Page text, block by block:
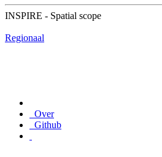
INSPIRE - Spatial scope
Regionaal
Over
Github